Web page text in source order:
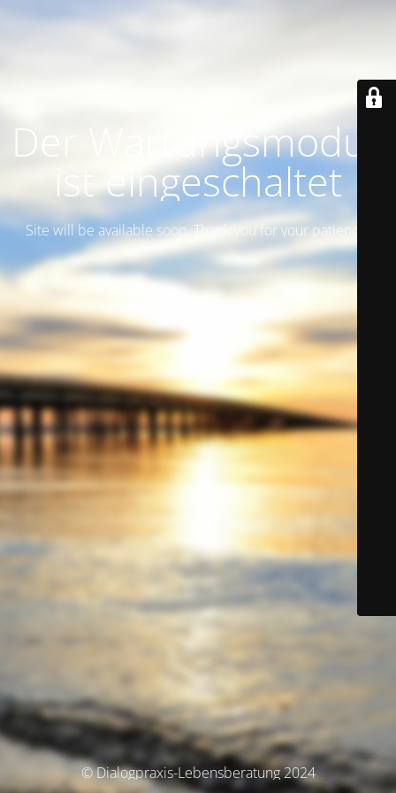
Der Wartungsmodus
ist eingeschaltet
Site will be available soon. Thank you for your patience!
© Dialogpraxis-Lebensberatung 2024